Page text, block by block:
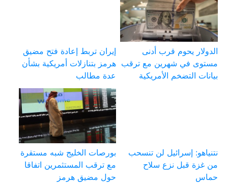
الدولار يحوم قرب أدنى
مستوى في شهرين مع ترقب
بيانات التضخم الأمريكية
إيران تربط إعادة فتح مضيق
هرمز بتنازلات أمريكية بشأن
عدة مطالب
نتنياهو: إسرائيل لن تنسحب
من غزة قبل نزع سلاح
حماس
بورصات الخليج شبه مستقرة
مع ترقب المستثمرين اتفاقا
حول مضيق هرمز